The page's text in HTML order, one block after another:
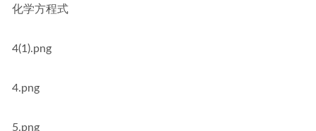
化学方程式
4(1).png
4.png
5.png